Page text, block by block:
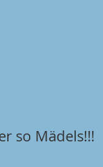
so Mädels!!!